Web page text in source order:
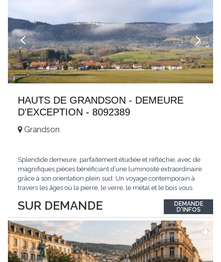
HAUTS DE GRANDSON - DEMEURE
D'EXCEPTION - 8092389
SUR DEMANDE
Grandson
Splendide demeure, parfaitement étudiée et réfléchie, avec de
magnifiques pièces bénéficiant d’une luminosité extraordinaire
grâce à son orientation plein sud. Un voyage contemporain à
travers les âges où la pierre, le verre, le métal et le bois vous
de Grandson, entourée de nature et d’un verger de fruitiers, et...
DEMANDE
D'INFOS